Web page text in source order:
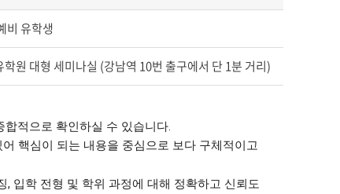
비 유학생
학원 대형 세미나실 (강남역 10번 출구에서 단 1분 거리)
적으로 확인하실 수 있습니다.
핵심이 되는 내용을 중심으로 보다 구체적이고
, 입학 전형 및 학위 과정에 대해 정확하고 신뢰도